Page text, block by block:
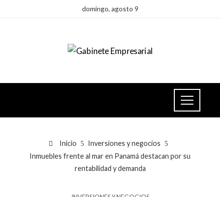
domingo, agosto 9
Inicio
Inversiones y negocios
Inmuebles frente al mar en Panamá destacan por su
rentabilidad y demanda